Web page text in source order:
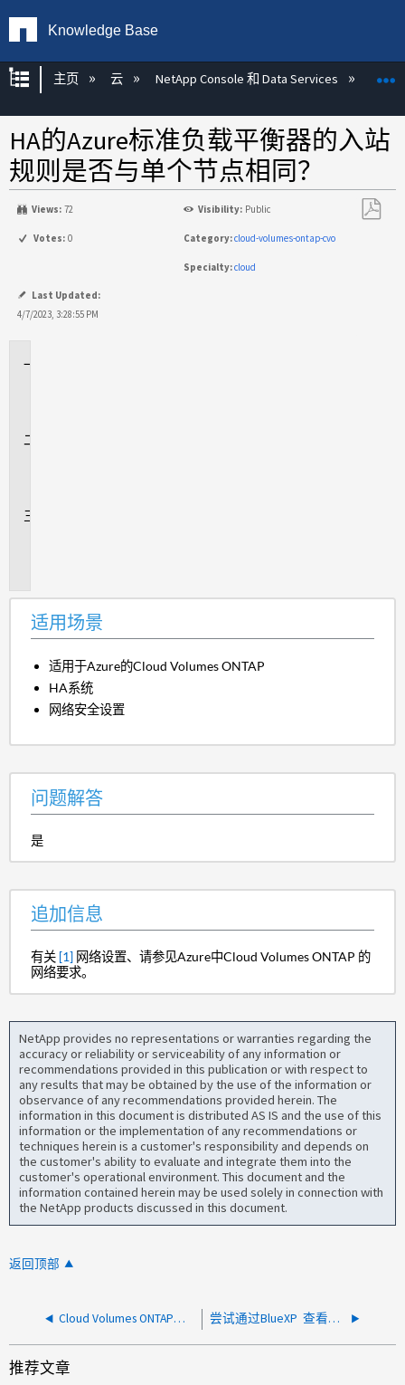
Knowledge Base
扩展/隐缩全局层次
主页 云 NetApp Console 和 Data Services
HA的Azure标准负载平衡器的入站
规则是否与单个节点相同？
Views: 72 Visibility: Public
Votes: 0 Category:cloud-volumes-ontap-cvo
Specialty:cloud
Last Updated:
4/7/2023, 3:28:55 PM
适用场景
适用于Azure的Cloud Volumes ONTAP
HA系统
网络安全设置
问题解答
是
追加信息
有关 [1] 网络设置、请参见Azure中Cloud Volumes ONTAP 的
网络要求。
NetApp provides no representations or warranties regarding the
accuracy or reliability or serviceability of any information or
recommendations provided in this publication or with respect to
any results that may be obtained by the use of the information or
observance of any recommendations provided herein. The
information in this document is distributed AS IS and the use of this
information or the implementation of any recommendations or
techniques herein is a customer's responsibility and depends on
the customer's ability to evaluate and integrate them into the
customer's operational environment. This document and the
information contained herein may be used solely in connection with
the NetApp products discussed in this document.
返回顶部
Cloud Volumes ONTAP是否支持AWS本地区域 尝试通过BlueXP 查看卷详细信息失败、并显示错误消息Failed to fetch volume
推荐文章